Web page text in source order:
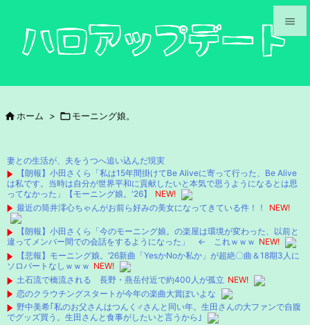



次へ

検索
 ホーム > モーニング娘。
妻との生活が、夫をうつへ追い込んだ現実
【朗報】小田さくら「私は15年間掛けてBe Aliveに寄って行った、Be Alive
は私です。当時は自分が世界平和に貢献したいと本気で思うようになるとは思
ってなかった」【モーニング娘。'26】
NEW!
最近の筒井澪心ちゃんがお前ら好みの美女になってきている件！！
NEW!
【朗報】小田さくら「今のモーニング娘。の楽屋は環境が変わった、以前と
違ってメンバー間での会話をするようになった」 ← これｗｗｗ NEW!
【悲報】モーニング娘。’26新曲「YesかNoか私か」が超絶〇曲＆18期3人に
ソロパートなしｗｗｗ NEW!
土石流で橋流される 長野・燕岳付近で約400人が孤立 NEW!
恋のクラウチングスタートが今年の楽曲大賞ぽいよな
野中美希｢私のお父さんはつんく♂さんと同い年。生田さんの大ファンで自腹
でグッズ買う。生田さんと食事がしたいと言うから｣